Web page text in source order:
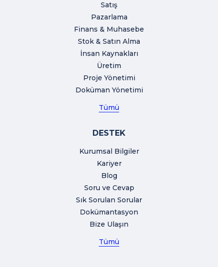
Satış
Pazarlama
Finans & Muhasebe
Stok & Satın Alma
İnsan Kaynakları
Üretim
Proje Yönetimi
Doküman Yönetimi
Tümü
DESTEK
Kurumsal Bilgiler
Kariyer
Blog
Soru ve Cevap
Sık Sorulan Sorular
Dokümantasyon
Bize Ulaşın
Tümü